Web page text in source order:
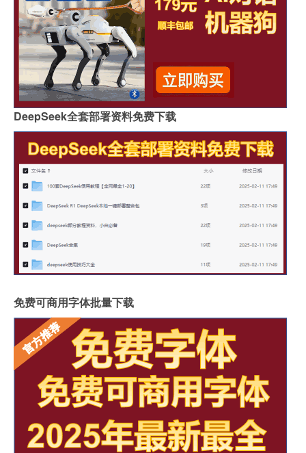
DeepSeek全套部署资料免费下载
免费可商用字体批量下载